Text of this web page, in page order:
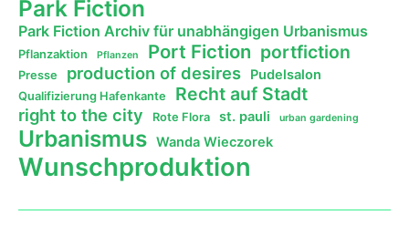
Park Fiction
Park Fiction Archiv für unabhängigen Urbanismus
Pflanzaktion Pflanzen Port Fiction portfiction
Presse production of desires Pudelsalon
Qualifizierung Hafenkante Recht auf Stadt
right to the city Rote Flora st. pauli urban gardening
Urbanismus Wanda Wieczorek
Wunschproduktion